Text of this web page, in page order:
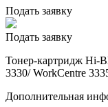
Подать заявку
Подать заявку
Тонер-картридж Hi-
3330/ WorkCentre
Дополнительная